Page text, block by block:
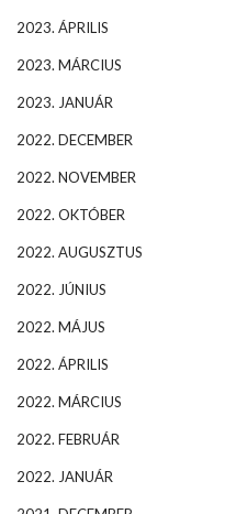
2023. ÁPRILIS
2023. MÁRCIUS
2023. JANUÁR
2022. DECEMBER
2022. NOVEMBER
2022. OKTÓBER
2022. AUGUSZTUS
2022. JÚNIUS
2022. MÁJUS
2022. ÁPRILIS
2022. MÁRCIUS
2022. FEBRUÁR
2022. JANUÁR